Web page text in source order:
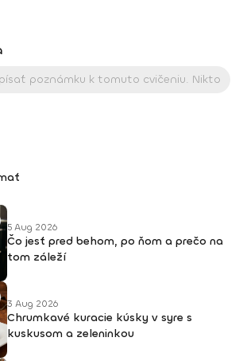
pre mňa pozitívna spätná väzba od
lektorka
5 Aug 2026
Čo jesť pred behom, po ňom a prečo na
tom záleží
3 Aug 2026
Chrumkavé kuracie kúsky v syre s
kuskusom a zeleninkou